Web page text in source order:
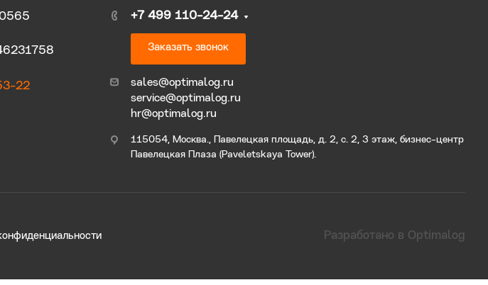
22
+7 499 110-24-24
Заказать звонок
sales@optimalog.ru
service@optimalog.ru
hr@optimalog.ru
115054, Москва., Павелецкая площадь, д. 2, с. 2, 3 этаж, бизнес-центр
Павелецкая Плаза (Paveletskaya Tower).
Разработано в Optimalog